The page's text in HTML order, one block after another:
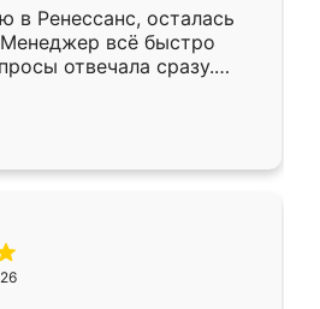
в Ренессанс, осталась
всё быстро
отвечала сразу.
в субботу, подошёл к
Собрали
аккуратно, даже